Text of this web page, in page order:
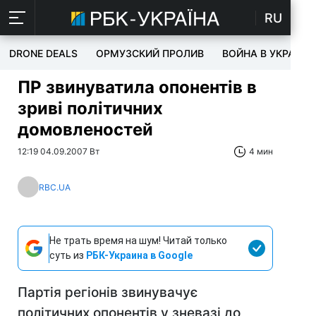
RU
DRONE DEALS ОРМУЗСКИЙ ПРОЛИВ ВОЙНА В УКРАИНЕ
ПР звинуватила опонентів в
зриві політичних
домовленостей
12:19 04.09.2007 Вт 4 мин
RBC.UA
Не трать время на шум! Читай только
суть из РБК-Украина в Google
Партія регіонів звинувачує